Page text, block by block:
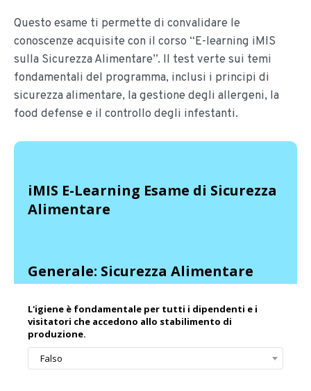
Questo esame ti permette di convalidare le
conoscenze acquisite con il corso “E-learning iMIS
sulla Sicurezza Alimentare”. Il test verte sui temi
fondamentali del programma, inclusi i principi di
sicurezza alimentare, la gestione degli allergeni, la
food defense e il controllo degli infestanti.
iMIS E-Learning Esame di Sicurezza
Alimentare
Generale: Sicurezza Alimentare
L'igiene è fondamentale per tutti i dipendenti e i
visitatori che accedono allo stabilimento di
produzione.
Falso